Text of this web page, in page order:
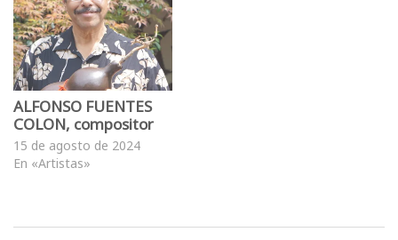
hija Geraldine Henriquez
estaba montando en
memoria de la gran
compositora e
investigadora venezolana
Modesta Bor. Una de…
ALFONSO FUENTES
COLON, compositor
15 de agosto de 2024
En «Artistas»